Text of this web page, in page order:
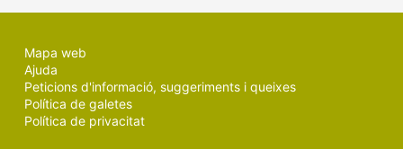
Mapa web
Ajuda
Peticions d'informació, suggeriments i queixes
Política de galetes
Política de privacitat